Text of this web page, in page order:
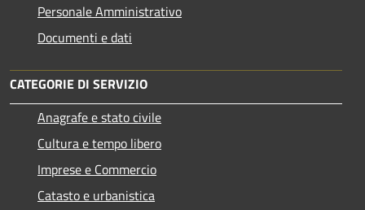
Personale Amministrativo
Documenti e dati
CATEGORIE DI SERVIZIO
Anagrafe e stato civile
Cultura e tempo libero
Imprese e Commercio
Catasto e urbanistica